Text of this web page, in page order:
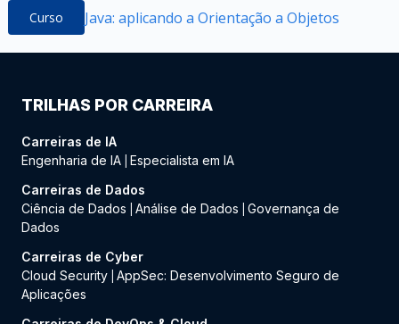
Curso Java: aplicando a Orientação a Objetos
TRILHAS POR CARREIRA
Carreiras de IA
Engenharia de IA Especialista em IA
Carreiras de Dados
Ciência de Dados
Análise de Dados
Governança de
Dados
Carreiras de Cyber
Cloud Security AppSec: Desenvolvimento Seguro de
Aplicações